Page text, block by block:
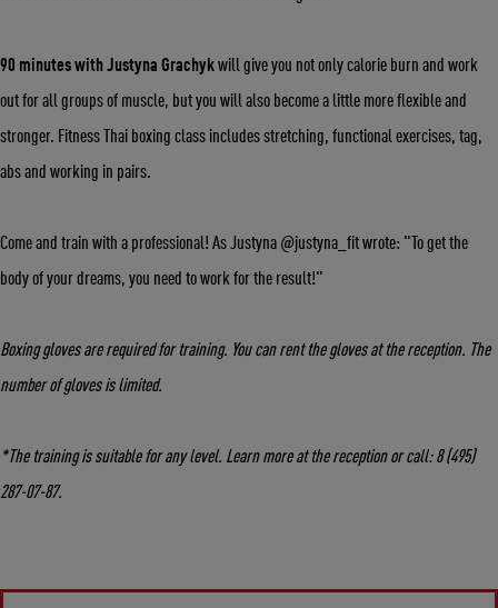
Число Месяц Год
90 minutes with Justyna Grachykwill give you not only calorie burn and work
out for all groups of muscle, but you will also become a little more flexible and
stronger. Fitness Thai boxing class includes stretching, functional exercises, tag,
abs and working in pairs.
Come and train with a professional! As Justyna @justyna_fit wrote: "To get the
body of your dreams, you need to work for the result!"
Boxing gloves are required for training. You can rent the gloves at the reception. The
number of gloves is limited.
*The training is suitable for any level. Learn more at the reception or call: 8 (495)
287-07-87.